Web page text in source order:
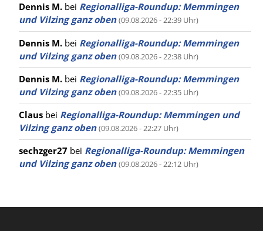
Dennis M. bei Regionalliga-Roundup: Memmingen
und Vilzing ganz oben (09.08.2026 - 22:39 Uhr)
Dennis M. bei Regionalliga-Roundup: Memmingen
und Vilzing ganz oben (09.08.2026 - 22:38 Uhr)
Dennis M. bei Regionalliga-Roundup: Memmingen
und Vilzing ganz oben (09.08.2026 - 22:35 Uhr)
Claus bei Regionalliga-Roundup: Memmingen und
Vilzing ganz oben (09.08.2026 - 22:27 Uhr)
sechzger27 bei Regionalliga-Roundup: Memmingen
und Vilzing ganz oben (09.08.2026 - 22:12 Uhr)